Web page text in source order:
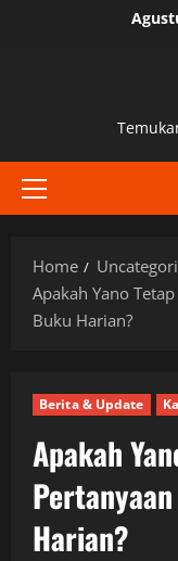
Primary
Home
Apakah Yano
Buku Harian?
Berita & Update
Apakah
Harian?